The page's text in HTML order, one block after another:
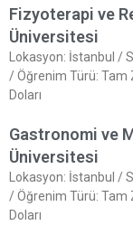
Fizyoterapi ve
Üniversitesi
Lokasyon: İstanbul /
/ Öğrenim Türü: Tam
Doları
Gastronomi ve
Üniversitesi
Lokasyon: İstanbul /
/ Öğrenim Türü: Tam
Doları